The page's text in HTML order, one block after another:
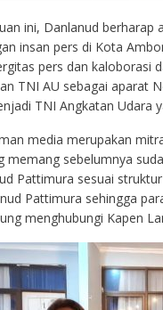
ini, Danlanud
insan pers di Kota
pers dan kaloborasi
TNI AU sebagai aparat
TNI Angkatan Udara
media merupakan
memang sebelumnya
Pattimura sesuai
Pattimura sehingga
menghubungi Kapen